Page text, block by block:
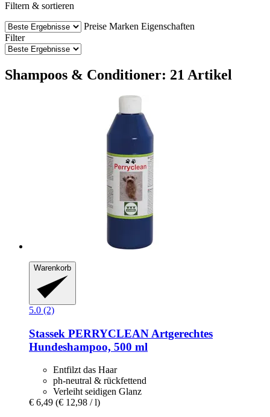
Filtern & sortieren
Preise Marken Eigenschaften
Filter
Shampoos & Conditioner: 21 Artikel
Warenkorb
5.0 (2)
Stassek PERRYCLEAN Artgerechtes
Hundeshampoo, 500 ml
Entfilzt das Haar
ph-neutral & rückfettend
Verleiht seidigen Glanz
€ 6,49 (€ 12,98 / l)